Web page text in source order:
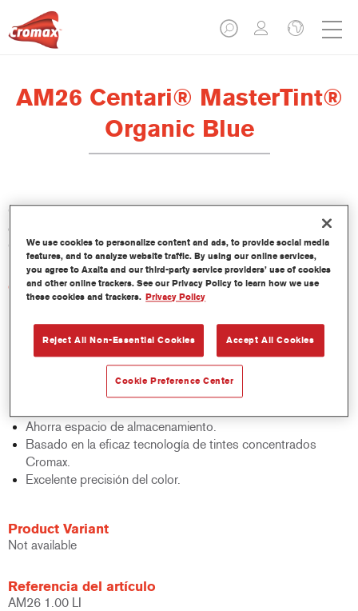
AM26 Centari® MasterTint®
Organic Blue
Centari Mastertint es un tinte concentrado de base disolvente
que forma parte de las gamas de acabado y bases bicapa
Centari.
Características del producto
Sistema de pintado de base disolvente, único por su
versatilidad y facilidad de uso.
Una sola máquina de mezcla proporciona todas las
calidades de base disolvente: medios y altos sólidos,
acabados y bases bicapa.
Ahorra espacio de almacenamiento.
Basado en la eficaz tecnología de tintes concentrados
Cromax.
Excelente precisión del color.
Product Variant
Not available
Referencia del artículo
AM26 1.00 LI
We use cookies to personalize content and ads, to provide social media
features, and to analyze website traffic. By using our online services,
you agree to Axalta and our third-party service providers’ use of cookies
and other online trackers. See our Privacy Policy to learn how we use
these cookies and trackers. Privacy Policy
Reject All Non-Essential Cookies Accept All Cookies
Cookie Preference Center